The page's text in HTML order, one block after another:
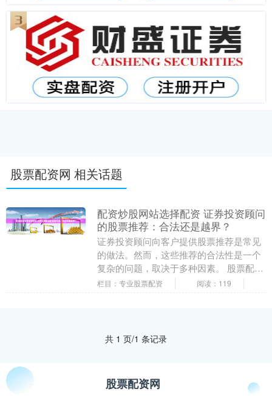
股票配资网 相关话题
配资炒股网站选择配资 证券投资顾问
的股票推荐：合法还是越界？
证券投资顾问向客户提供股票推荐是常见
的做法。然而，这些推荐的合法性是一个
复杂的问题，取决于多种因素。 股票配资
是指投资者通过配资公司借入一定比例的
栏目：专业股票配资 阅读：119
共 1 页/1 条记录
股票配资网